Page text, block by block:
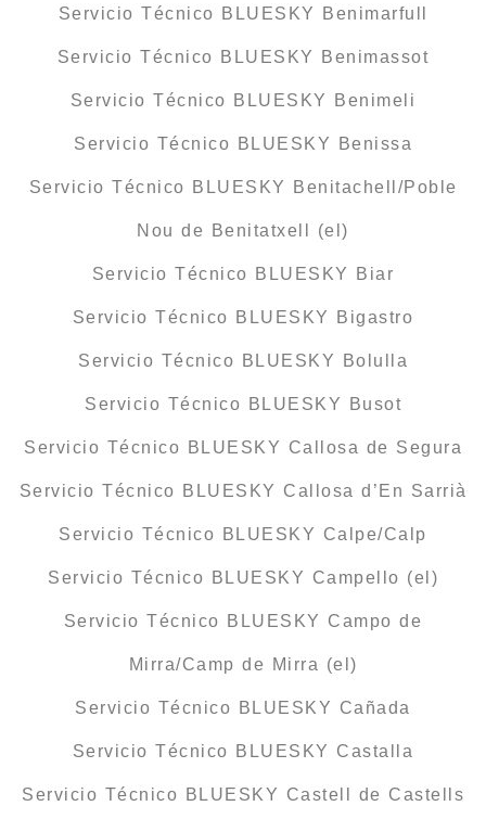
Servicio Técnico BLUESKY Benimarfull
Servicio Técnico BLUESKY Benimassot
Servicio Técnico BLUESKY Benimeli
Servicio Técnico BLUESKY Benissa
Servicio Técnico BLUESKY Benitachell/Poble
Nou de Benitatxell (el)
Servicio Técnico BLUESKY Biar
Servicio Técnico BLUESKY Bigastro
Servicio Técnico BLUESKY Bolulla
Servicio Técnico BLUESKY Busot
Servicio Técnico BLUESKY Callosa de Segura
Servicio Técnico BLUESKY Callosa d’En Sarrià
Servicio Técnico BLUESKY Calpe/Calp
Servicio Técnico BLUESKY Campello (el)
Servicio Técnico BLUESKY Campo de
Mirra/Camp de Mirra (el)
Servicio Técnico BLUESKY Cañada
Servicio Técnico BLUESKY Castalla
Servicio Técnico BLUESKY Castell de Castells